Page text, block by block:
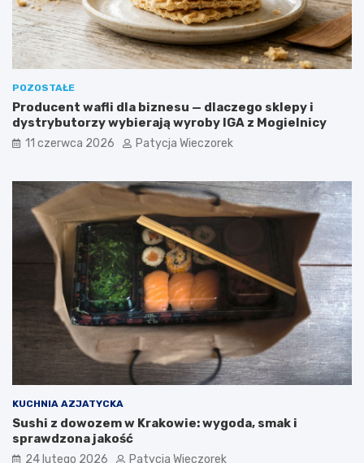
POZOSTAŁE
Producent wafli dla biznesu — dlaczego sklepy i
dystrybutorzy wybierają wyroby IGA z Mogielnicy
11 czerwca 2026 Patycja Wieczorek
KUCHNIA AZJATYCKA
Sushi z dowozem w Krakowie: wygoda, smak i
sprawdzona jakość
24 lutego 2026 Patycja Wieczorek